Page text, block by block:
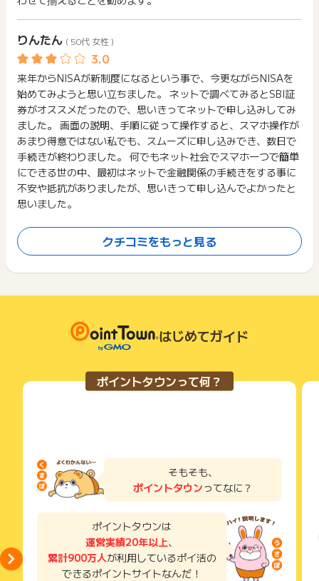
りんたん ( 50代 女性 )
来年からNISAが新制度になるという事で、今更ながらNISAを
始めてみようと思い立ちました。 ネットで調べてみるとSBI証
券がオススメだったので、思いきってネットで申し込みしてみ
ました。 画面の説明、手順に従って操作すると、スマホ操作が
あまり得意ではない私でも、スムーズに申し込みでき、数日で
手続きが終わりました。 何でもネット社会でスマホ一つで簡単
にできる世の中、最初はネットで金融関係の手続きをする事に
不安や抵抗がありましたが、思いきって申し込んでよかったと
思いました。
口コミに記載のあるポイント数は投稿当時のものであるため、現在のポイ
ント数と違う場合がございます。
クチコミをもっと見る
はじめてガイド
ポイントタウンって何？
そもそも、
ポイントタウンってなに？
ポイントタウンは
運営実績20年以上、
累計900万人が利用しているポイ活の
できるポイントサイトなんだ！